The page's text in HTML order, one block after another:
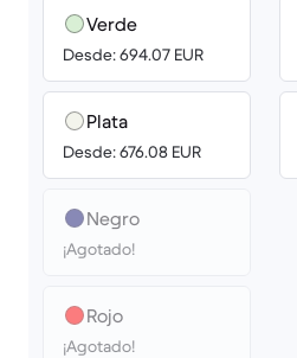
Verde
Desde: 694.07 EUR
Plata
Desde: 676.08 EUR
Negro
¡Agotado!
Rojo
¡Agotado!